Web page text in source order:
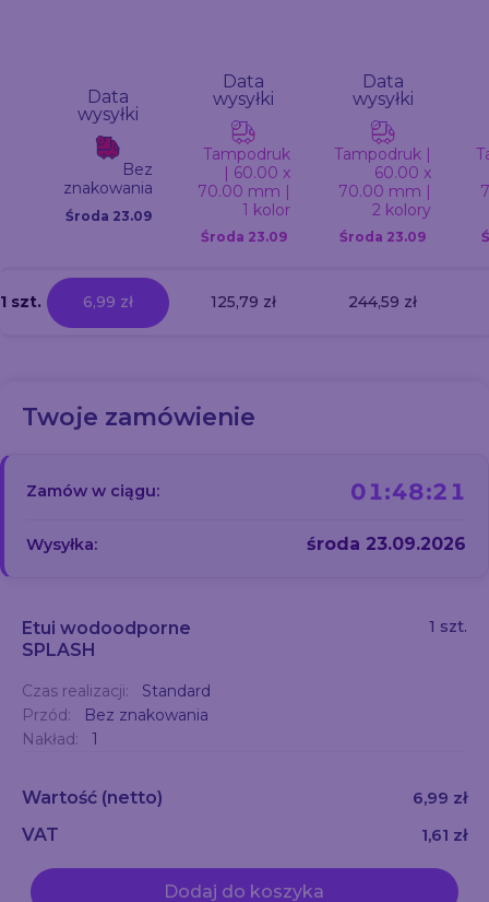
Data
wysyłki
Bez
znakowania
Środa 23.09
Data
wysyłki
Tampodruk
| 60.00 x
70.00 mm |
1 kolor
Środa 23.09
Data
wysyłki
Tampodruk |
60.00 x
70.00 mm |
2 kolory
Środa 23.09
1 szt. 6,99 zł 125,79 zł 244,59 zł
Twoje zamówienie
Zamów w ciągu: 01:48:20
Wysyłka: środa 23.09.2026
Etui wodoodporne
SPLASH
1 szt.
Czas realizacji:
Standard
Przód:
Bez znakowania
Nakład:
1
Wartość (netto)
6,99 zł
VAT
1,61 zł
Dodaj do koszyka